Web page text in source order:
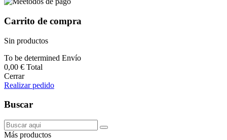
Carrito de compra
Sin productos
To be determined Envío
0,00 € Total
Cerrar
Realizar pedido
Buscar
Más productos